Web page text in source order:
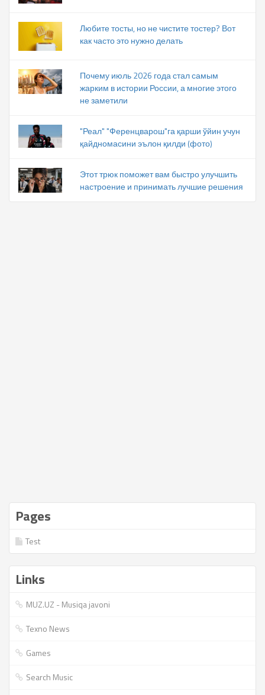
Любите тосты, но не чистите тостер? Вот
как часто это нужно делать
Почему июль 2026 года стал самым
жарким в истории России, а многие этого
не заметили
"Реал" "Ференцварош"га қарши ўйин учун
қайдномасини эълон қилди (фото)
Этот трюк поможет вам быстро улучшить
настроение и принимать лучшие решения
Pages
Test
Links
MUZ.UZ - Musiqa javoni
Texno News
Games
Search Music